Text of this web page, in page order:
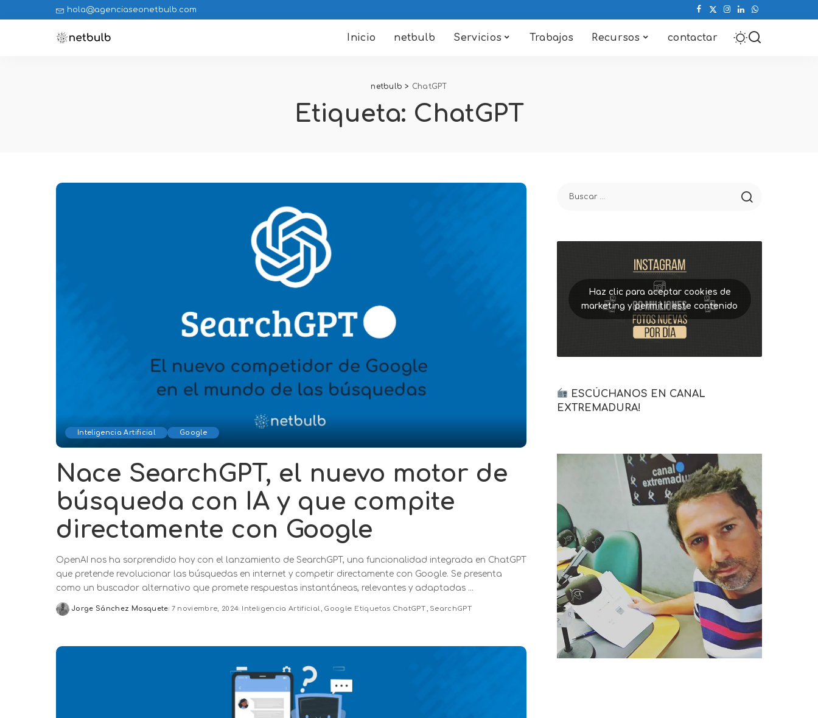
hola@agenciaseonetbulb.com
Inicio netbulb Servicios Trabajos Recursos contactar
netbulb > ChatGPT
Etiqueta: ChatGPT
Inteligencia Artificial Google
Nace SearchGPT, el nuevo motor de
búsqueda con IA y que compite
directamente con Google
OpenAI nos ha sorprendido hoy con el lanzamiento de SearchGPT, una funcionalidad integrada en ChatGPT
que pretende revolucionar las búsquedas en internet y competir directamente con Google. Se presenta
como un buscador alternativo que promete respuestas instantáneas, relevantes y adaptadas ...
Posted
Jorge Sánchez Mosquete 7 noviembre, 2024 Inteligencia Artificial Google Etiquetas ChatGPT SearchGPT
Haz clic para aceptar cookies de
marketing y permitir este contenido
ESCÚCHANOS EN CANAL
EXTREMADURA!